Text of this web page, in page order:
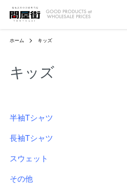
ホーム キッズ
キッズ
半袖Tシャツ
長袖Tシャツ
スウェット
その他